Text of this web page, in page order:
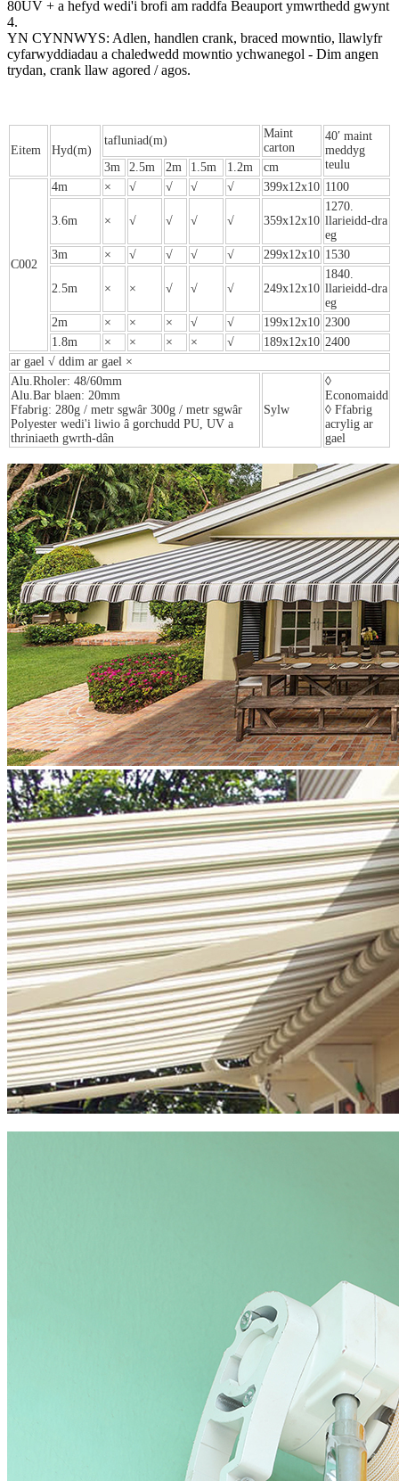
80UV + a hefyd wedi'i brofi am raddfa Beauport ymwrthedd gwynt
4.
YN CYNNWYS: Adlen, handlen crank, braced mowntio, llawlyfr
cyfarwyddiadau a chaledwedd mowntio ychwanegol - Dim angen
trydan, crank llaw agored / agos.
Eitem Hyd(m)
tafluniad(m)
Maint
carton
40′ maint
meddyg
teulu
3m 2.5m 2m 1.5m 1.2m cm
C002
4m × √ √ √ √ 399x12x10 1100
3.6m × √ √ √ √ 359x12x10
1270.
llarieidd-dra
eg
3m
× √ √ √ √ 299x12x10 1530
2.5m × × √ √ √ 249x12x10
1840.
llarieidd-dra
eg
2m
× × × √ √ 199x12x10 2300
1.8m
× × × × √ 189x12x10 2400
ar gael √ ddim ar gael ×
Alu.Rholer: 48/60mm
Alu.Bar blaen: 20mm
Ffabrig: 280g / metr sgwâr 300g / metr sgwâr
Polyester wedi'i liwio â gorchudd PU, UV a
thriniaeth gwrth-dân
Sylw
◊
Economaidd
◊ Ffabrig
acrylig ar
gael